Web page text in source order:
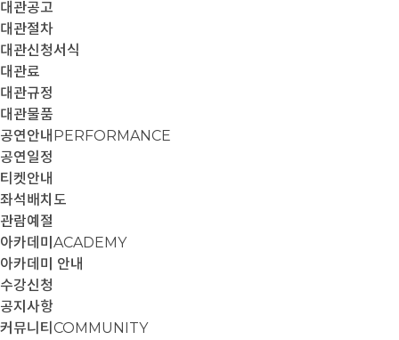
대관공고
대관절차
대관신청서식
대관료
대관규정
대관물품
공연안내 PERFORMANCE
공연일정
티켓안내
좌석배치도
관람예절
아카데미 ACADEMY
아카데미 안내
수강신청
공지사항
커뮤니티 COMMUNITY